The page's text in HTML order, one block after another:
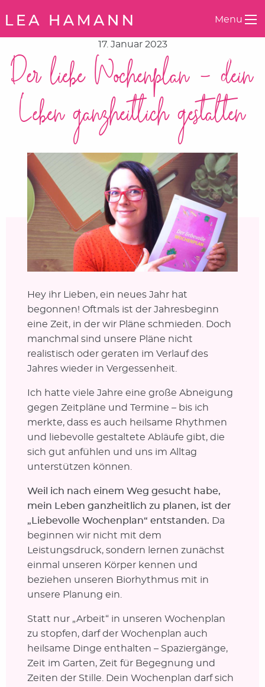
Menu
17. Januar 2023
Der liebe Wochenplan – dein
Leben ganzheitlich gestalten
Hey ihr Lieben, ein neues Jahr hat
begonnen! Oftmals ist der Jahresbeginn
eine Zeit, in der wir Pläne schmieden. Doch
manchmal sind unsere Pläne nicht
realistisch oder geraten im Verlauf des
Jahres wieder in Vergessenheit.
Ich hatte viele Jahre eine große Abneigung
gegen Zeitpläne und Termine – bis ich
merkte, dass es auch heilsame Rhythmen
und liebevolle gestaltete Abläufe gibt, die
sich gut anfühlen und uns im Alltag
unterstützen können.
Weil ich nach einem Weg gesucht habe,
mein Leben ganzheitlich zu planen, ist der
„Liebevolle Wochenplan“ entstanden. Da
beginnen wir nicht mit dem
Leistungsdruck, sondern lernen zunächst
einmal unseren Körper kennen und
beziehen unseren Biorhythmus mit in
unsere Planung ein.
Statt nur „Arbeit“ in unseren Wochenplan
zu stopfen, darf der Wochenplan auch
heilsame Dinge enthalten – Spaziergänge,
Zeit im Garten, Zeit für Begegnung und
Zeiten der Stille. Dein Wochenplan darf sich